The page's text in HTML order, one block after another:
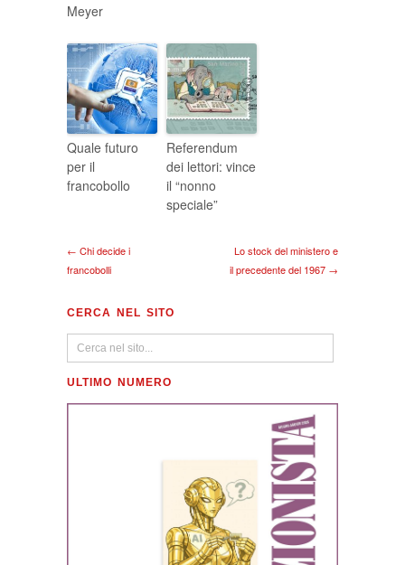
Meyer
Quale futuro
per il
francobollo
Referendum
dei lettori: vince
il “nonno
speciale”
← Chi decide i
francobolli
Lo stock del ministero e
il precedente del 1967 →
CERCA NEL SITO
ULTIMO NUMERO